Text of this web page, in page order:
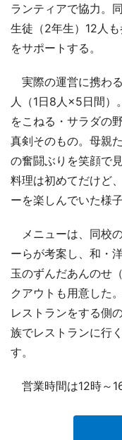
ランティアで協力。
生徒（2年生）12人
をサポートする。
実際の運営に携わ
人（1日8人×5日間）
をこねる・サラダの
真剣そのもの。母親
の奮闘ぶりを笑顔で
料理は初めてだけど
ーを楽しんでいた様子
メニューは、同校
ーらが考案し、和・
玉のずんだあんのせ
クアウトも用意した
レストランをする側
族でレストランに行
す。
営業時間は12時～